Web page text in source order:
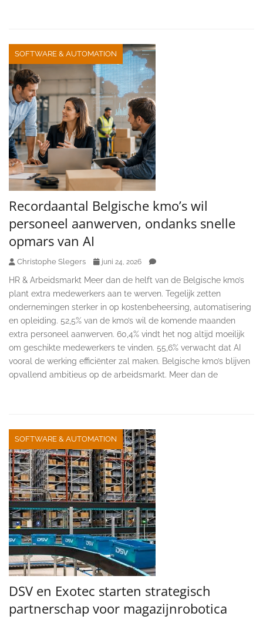
SOFTWARE & AUTOMATION
Recordaantal Belgische kmo’s wil
personeel aanwerven, ondanks snelle
opmars van AI
Christophe Slegers juni 24, 2026
HR & Arbeidsmarkt Meer dan de helft van de Belgische kmo’s
plant extra medewerkers aan te werven. Tegelijk zetten
ondernemingen sterker in op kostenbeheersing, automatisering
en opleiding. 52,5% van de kmo’s wil de komende maanden
extra personeel aanwerven. 60,4% vindt het nog altijd moeilijk
om geschikte medewerkers te vinden. 55,6% verwacht dat AI
vooral de werking efficiënter zal maken. Belgische kmo’s blijven
opvallend ambitieus op de arbeidsmarkt. Meer dan de
SOFTWARE & AUTOMATION
DSV en Exotec starten strategisch
partnerschap voor magazijnrobotica